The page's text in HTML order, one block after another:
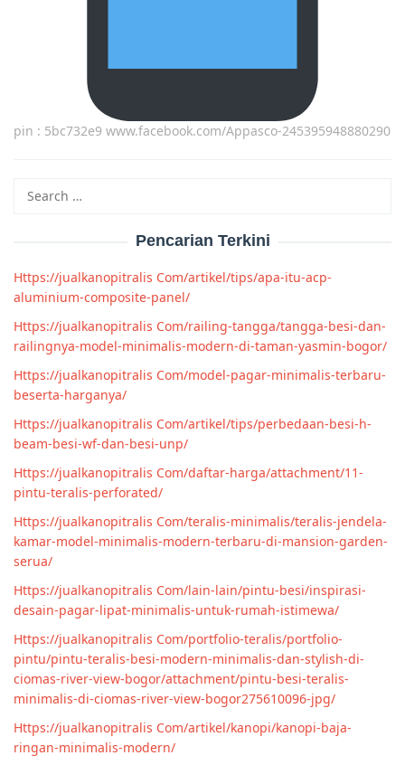
pin : 5bc732e9 www.facebook.com/Appasco-245395948880290
Pencarian Terkini
Https://jualkanopitralis Com/artikel/tips/apa-itu-acp-
aluminium-composite-panel/
Https://jualkanopitralis Com/railing-tangga/tangga-besi-dan-
railingnya-model-minimalis-modern-di-taman-yasmin-bogor/
Https://jualkanopitralis Com/model-pagar-minimalis-terbaru-
beserta-harganya/
Https://jualkanopitralis Com/artikel/tips/perbedaan-besi-h-
beam-besi-wf-dan-besi-unp/
Https://jualkanopitralis Com/daftar-harga/attachment/11-
pintu-teralis-perforated/
Https://jualkanopitralis Com/teralis-minimalis/teralis-jendela-
kamar-model-minimalis-modern-terbaru-di-mansion-garden-
serua/
Https://jualkanopitralis Com/lain-lain/pintu-besi/inspirasi-
desain-pagar-lipat-minimalis-untuk-rumah-istimewa/
Https://jualkanopitralis Com/portfolio-teralis/portfolio-
pintu/pintu-teralis-besi-modern-minimalis-dan-stylish-di-
ciomas-river-view-bogor/attachment/pintu-besi-teralis-
minimalis-di-ciomas-river-view-bogor275610096-jpg/
Https://jualkanopitralis Com/artikel/kanopi/kanopi-baja-
ringan-minimalis-modern/